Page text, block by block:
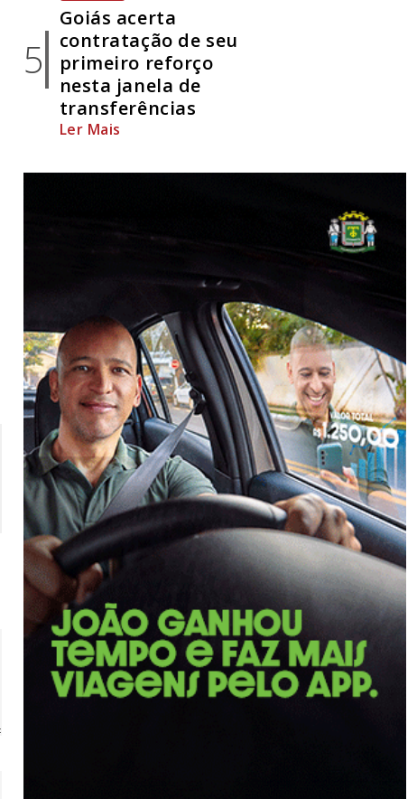
5
Goiás acerta
contratação de seu
primeiro reforço
nesta janela de
transferências
Ler Mais